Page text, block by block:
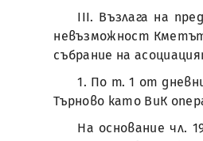
ІІІ. Възлага на
невъзможност Кметът
събрание на
1. По т. 1 от
Търново като ВиК
На основание чл.